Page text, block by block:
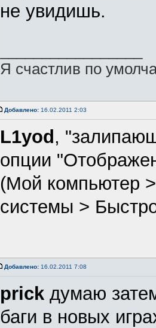
не увидишь.
Я счастлив по
Добавлено: 16.02.2011 2:03
L1yod,
опции
(Мой компьютер
системы >
Добавлено: 16.02.2011 7:08
prick думаю
баги в новых